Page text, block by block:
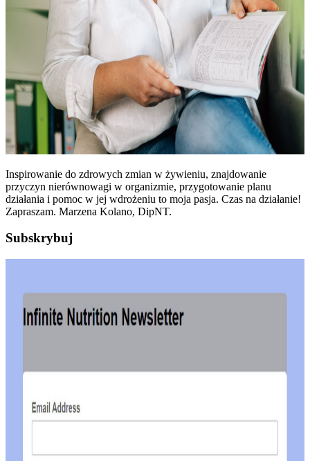
Inspirowanie do zdrowych zmian w żywieniu, znajdowanie
przyczyn nierównowagi w organizmie, przygotowanie planu
działania i pomoc w jej wdrożeniu to moja pasja. Czas na działanie!
Zapraszam. Marzena Kolano, DipNT.
Subskrybuj